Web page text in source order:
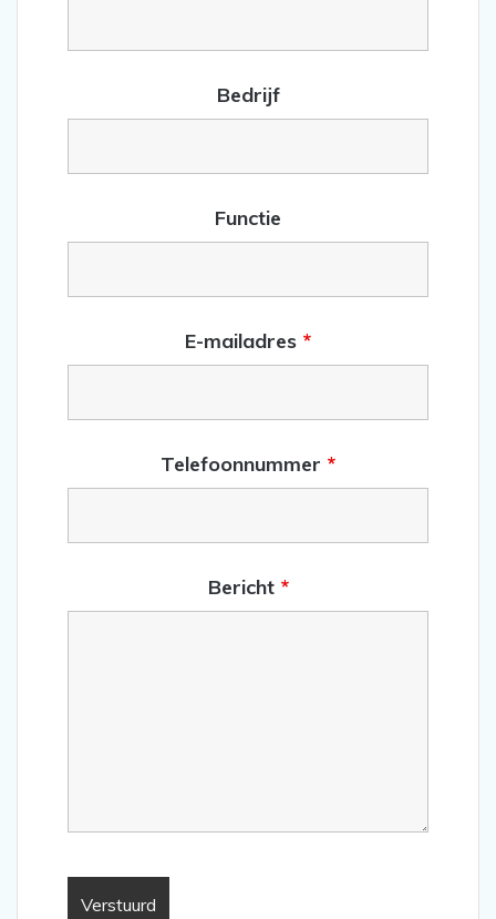
Bedrijf
Functie
E-mailadres *
Telefoonnummer *
Bericht *